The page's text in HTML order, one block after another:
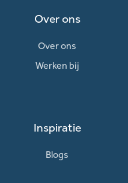
Over ons
Over ons
Werken bij
Inspiratie
Blogs